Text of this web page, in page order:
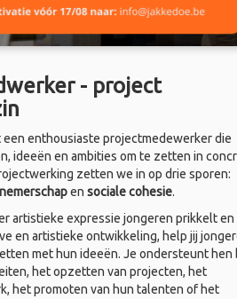
- project
enthousiaste projectmedewerker die
ideeën en ambities om te zetten in
zetten we in op drie sporen:
en sociale cohesie.
artistieke expressie jongeren prikkelt en
en artistieke ontwikkeling, help jij
met hun ideeën. Je ondersteunt hen
het opzetten van projecten, het
het promoten van hun talenten of het